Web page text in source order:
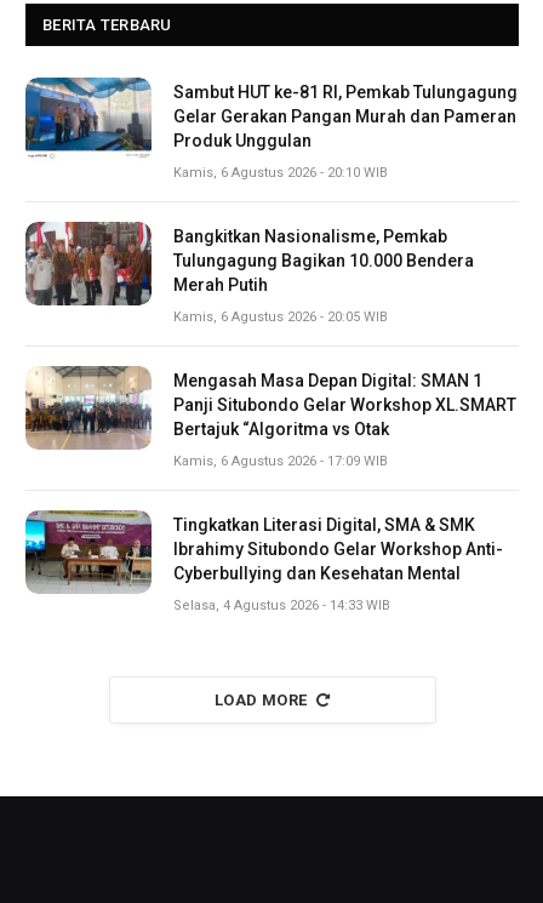
BERITA TERBARU
Sambut HUT ke-81 RI, Pemkab Tulungagung
Gelar Gerakan Pangan Murah dan Pameran
Produk Unggulan
Kamis, 6 Agustus 2026 - 20:10 WIB
Bangkitkan Nasionalisme, Pemkab
Tulungagung Bagikan 10.000 Bendera
Merah Putih
Kamis, 6 Agustus 2026 - 20:05 WIB
Mengasah Masa Depan Digital: SMAN 1
Panji Situbondo Gelar Workshop XL.SMART
Bertajuk “Algoritma vs Otak
Kamis, 6 Agustus 2026 - 17:09 WIB
Tingkatkan Literasi Digital, SMA & SMK
Ibrahimy Situbondo Gelar Workshop Anti-
Cyberbullying dan Kesehatan Mental
Selasa, 4 Agustus 2026 - 14:33 WIB
LOAD MORE